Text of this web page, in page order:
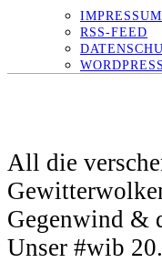
IMPRESSUM
RSS-FEED
All die
Gegenwind &
Unser #wib